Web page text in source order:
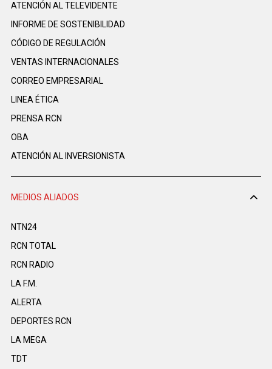
ATENCIÓN AL TELEVIDENTE
INFORME DE SOSTENIBILIDAD
CÓDIGO DE REGULACIÓN
VENTAS INTERNACIONALES
CORREO EMPRESARIAL
LINEA ÉTICA
PRENSA RCN
OBA
ATENCIÓN AL INVERSIONISTA
MEDIOS ALIADOS
NTN24
RCN TOTAL
RCN RADIO
LA F.M.
ALERTA
DEPORTES RCN
LA MEGA
TDT